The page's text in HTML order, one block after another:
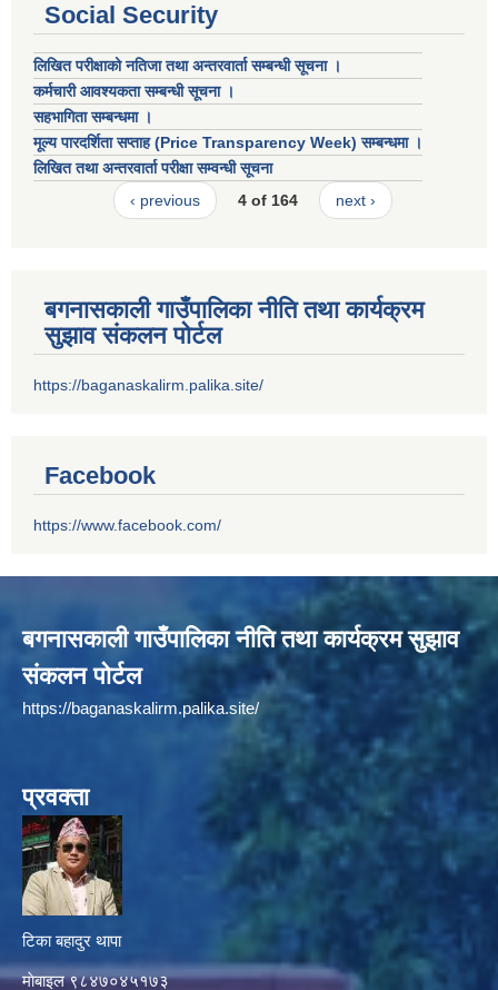
Social Security
लिखित परीक्षाको नतिजा तथा अन्तरवार्ता सम्बन्धी सूचना ।
कर्मचारी आवश्यकता सम्बन्धी सूचना ।
सहभागिता सम्बन्धमा ।
मूल्य पारदर्शिता सप्ताह (Price Transparency Week) सम्बन्धमा ।
लिखित तथा अन्तरवार्ता परीक्षा सम्वन्धी सूचना
‹ previous
4 of 164 next ›
बगनासकाली गाउँपालिका नीति तथा कार्यक्रम
सुझाव संकलन पोर्टल
https://baganaskalirm.palika.site/
Facebook
https://www.facebook.com/
बगनासकाली गाउँपालिका नीति तथा कार्यक्रम सुझाव
संकलन पोर्टल
https://baganaskalirm.palika.site/
प्रवक्ता
टिका बहादुर थापा
माे‍बाइल ९८४७०४५१७३